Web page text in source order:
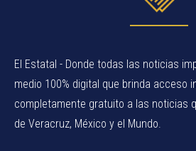
El Estatal - Donde todas las noticias
medio 100% digital que brinda acceso
completamente gratuito a las noticias
de Veracruz, México y el Mundo.